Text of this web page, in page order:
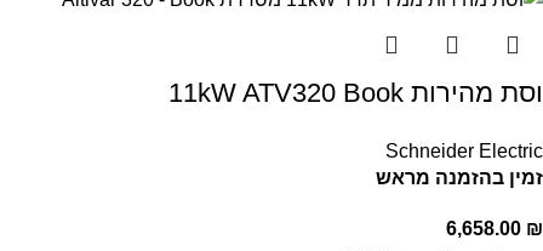
וסת מהירות 11kW ATV320 Book
Schneider Electric
זמין בהזמנה מראש
6,658.00 ₪